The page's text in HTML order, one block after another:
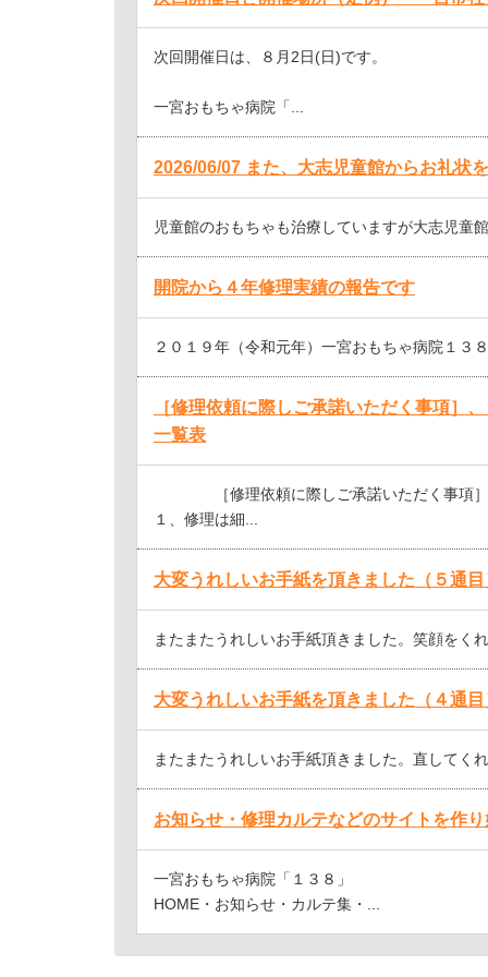
次回開催日は、８月2日(日)です。
一宮おもちゃ病院「...
2026/06/07 また、大志児童館からお礼状
児童館のおもちゃも治療していますが大志児童
開院から４年修理実績の報告です
２０１９年（令和元年）一宮おもちゃ病院１３
［修理依頼に際しご承諾いただく事項］
一覧表
［修理依頼に際しご承諾いただく事項］
１、修理は細...
大変うれしいお手紙を頂きました（５通目
またまたうれしいお手紙頂きました。笑顔をく
大変うれしいお手紙を頂きました（４通目
またまたうれしいお手紙頂きました。直してく
お知らせ・修理カルテなどのサイトを作
一宮おもちゃ病院「１３８」
HOME・お知らせ・カルテ集・...